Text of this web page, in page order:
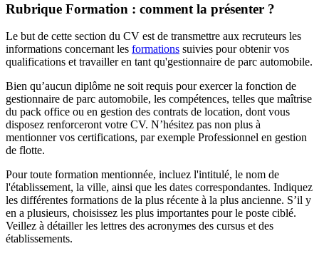
Rubrique Formation : comment la présenter ?
Le but de cette section du CV est de transmettre aux recruteurs les
informations concernant les formations suivies pour obtenir vos
qualifications et travailler en tant qu'gestionnaire de parc automobile.
Bien qu’aucun diplôme ne soit requis pour exercer la fonction de
gestionnaire de parc automobile, les compétences, telles que maîtrise
du pack office ou en gestion des contrats de location, dont vous
disposez renforceront votre CV. N’hésitez pas non plus à
mentionner vos certifications, par exemple Professionnel en gestion
de flotte.
Pour toute formation mentionnée, incluez l'intitulé, le nom de
l'établissement, la ville, ainsi que les dates correspondantes. Indiquez
les différentes formations de la plus récente à la plus ancienne. S’il y
en a plusieurs, choisissez les plus importantes pour le poste ciblé.
Veillez à détailler les lettres des acronymes des cursus et des
établissements.